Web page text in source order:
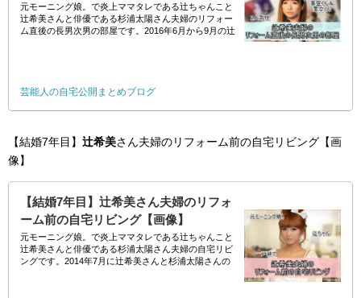
元モーニング娘。で炎上ママタレである辻ちゃんこと
辻希美さんと俳優である杉浦太陽さん夫婦のリフォー
ム直後の長男次男の部屋です。2016年6月から9月の辻
芸能人の自宅公開まとめブログ
【結婚7年目】 辻希美さん夫婦のリフォーム前の自宅リビング【画
像】
【結婚7年目】辻希美さん夫婦のリフォ
ーム前の自宅リビング【画像】
元モーニング娘。で炎上ママタレである辻ちゃんこと
辻希美さんと俳優である杉浦太陽さん夫婦の自宅リビ
ングです。2014年7月に辻希美さんと杉浦太陽さんの